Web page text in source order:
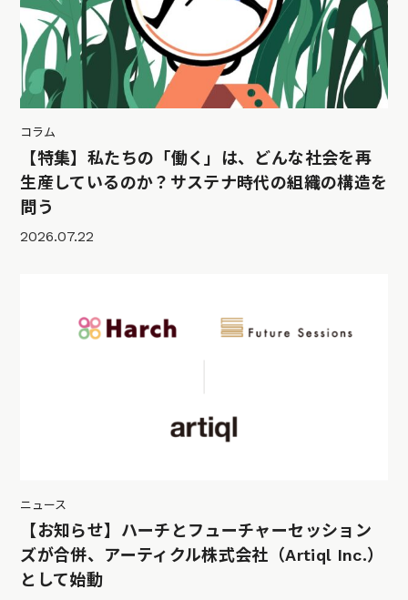
コラム
【特集】私たちの「働く」は、どんな社会を再
生産しているのか？サステナ時代の組織の構造を
問う
2026.07.22
ニュース
【お知らせ】ハーチとフューチャーセッション
ズが合併、アーティクル株式会社（Artiql Inc.）
として始動